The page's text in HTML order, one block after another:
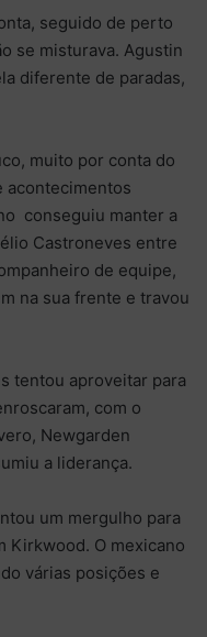
seguido de perto
se misturava. Agustin
diferente de paradas,
muito por conta do
acontecimentos
conseguiu manter a
Castroneves entre
de equipe,
na sua frente e travou
tentou aproveitar para
com o
Newgarden
a liderança.
um mergulho para
Kirkwood. O mexicano
várias posições e